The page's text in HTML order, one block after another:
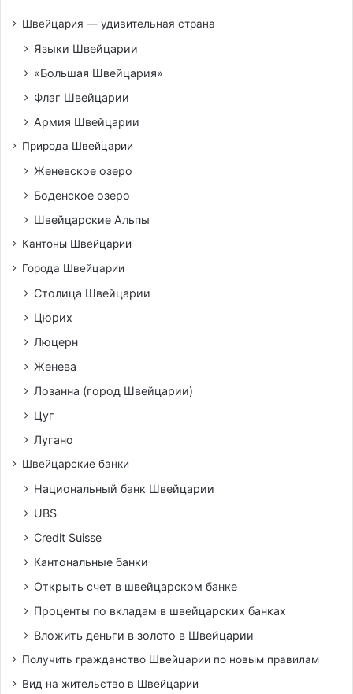
Швейцария — удивительная страна
Языки Швейцарии
«Большая Швейцария»
Флаг Швейцарии
Армия Швейцарии
Природа Швейцарии
Женевское озеро
Боденское озеро
Швейцарские Альпы
Кантоны Швейцарии
Города Швейцарии
Столица Швейцарии
Цюрих
Люцерн
Женева
Лозанна (город Швейцарии)
Цуг
Лугано
Швейцарские банки
Национальный банк Швейцарии
UBS
Credit Suisse
Кантональные банки
Открыть счет в швейцарском банке
Проценты по вкладам в швейцарских банках
Вложить деньги в золото в Швейцарии
Получить гражданство Швейцарии по новым правилам
Вид на жительство в Швейцарии